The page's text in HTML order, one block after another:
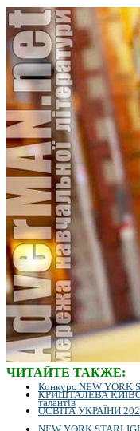
ЧИТАЙТЕ ТАКЖЕ:
Конкурс NEW YORK
КРИШТАЛЕВА
талантів
ОСВІТА УКРАЇНИ